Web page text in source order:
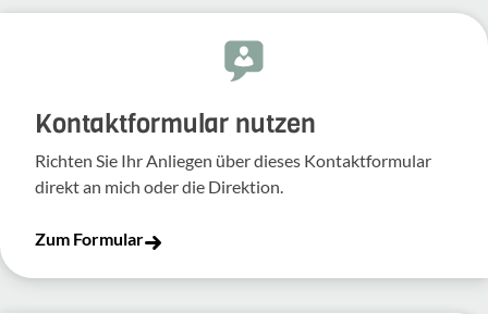
Kontakt­for­mular nutzen
Richten Sie Ihr Anliegen über dieses Kontakt­for­mular
direkt an mich oder die Direk­tion.
Zum Formular